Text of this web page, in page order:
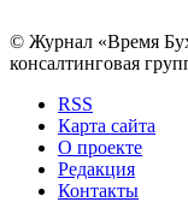
© Журнал «Время
консалтинговая
RSS
Карта сайта
О проекте
Редакция
Контакты